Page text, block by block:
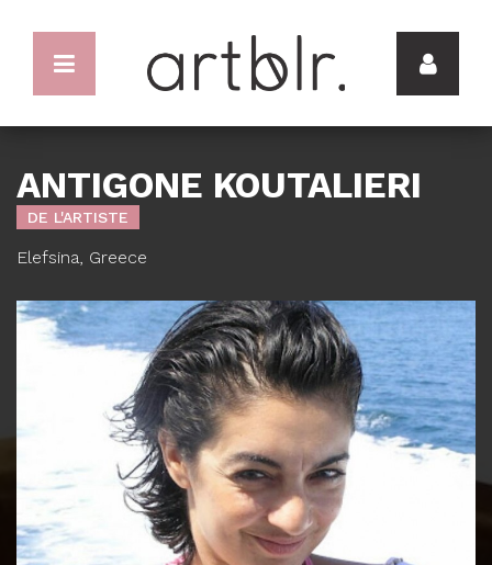
ANTIGONE KOUTALIERI
DE L'ARTISTE
Elefsina, Greece